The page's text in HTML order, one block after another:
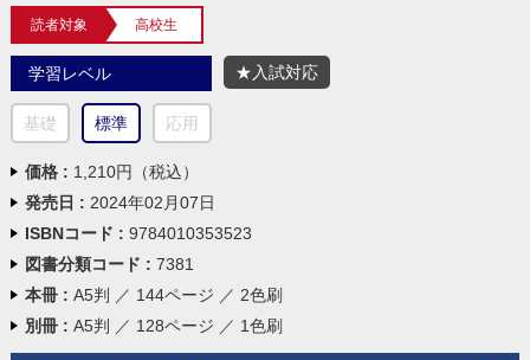
読者対象 高校生
学習レベル
基礎 標準 応用
★入試対応
価格 : 1,210円（税込）
発売日 : 2024年02月07日
ISBNコード : 9784010353523
図書分類コード : 7381
本冊 : A5判 ／ 144ページ ／ 2色刷
別冊 : A5判 ／ 128ページ ／ 1色刷